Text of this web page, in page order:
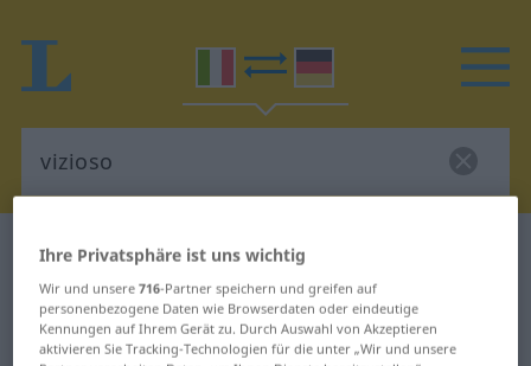
Italienisch-Deutsch Wörterbuch
Italienisch-Deutsch Übersetzung
für "vizioso"
Ihre Privatsphäre ist uns wichtig
Wir und unsere716-Partner speichern und greifen auf
personenbezogene Daten wie Browserdaten oder eindeutige
Kennungen auf Ihrem Gerät zu. Durch Auswahl von Akzeptieren
aktivieren Sie Tracking-Technologien für die unter „Wir und unsere